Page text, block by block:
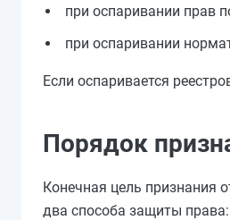
при оспаривании прав
при оспаривании
Если оспаривается
Порядок
Конечная цель признания
два способа защиты права: